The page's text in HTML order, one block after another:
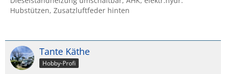
Hubstützen, Zusatzluftfeder hinten
Tante Käthe
Hobby-Profi